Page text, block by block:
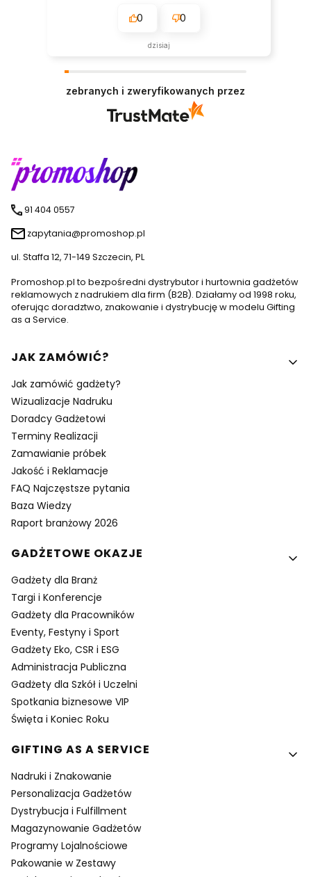
0 0
dzisiaj
zebranych i zweryfikowanych przez
91 404 0557
zapytania@promoshop.pl
ul. Staffa 12, 71-149 Szczecin, PL
Promoshop.pl to bezpośredni dystrybutor i hurtownia gadżetów
reklamowych z nadrukiem dla firm (B2B). Działamy od 1998 roku,
oferując doradztwo, znakowanie i dystrybucję w modelu Gifting
as a Service.
Linki w stopce
JAK ZAMÓWIĆ?
Jak zamówić gadżety?
Wizualizacje Nadruku
Doradcy Gadżetowi
Terminy Realizacji
Zamawianie próbek
Jakość i Reklamacje
FAQ Najczęstsze pytania
Baza Wiedzy
Raport branżowy 2026
GADŻETOWE OKAZJE
Gadżety dla Branż
Targi i Konferencje
Gadżety dla Pracowników
Eventy, Festyny i Sport
Gadżety Eko, CSR i ESG
Administracja Publiczna
Gadżety dla Szkół i Uczelni
Spotkania biznesowe VIP
Święta i Koniec Roku
GIFTING AS A SERVICE
Nadruki i Znakowanie
Personalizacja Gadżetów
Dystrybucja i Fulfillment
Magazynowanie Gadżetów
Programy Lojalnościowe
Pakowanie w Zestawy